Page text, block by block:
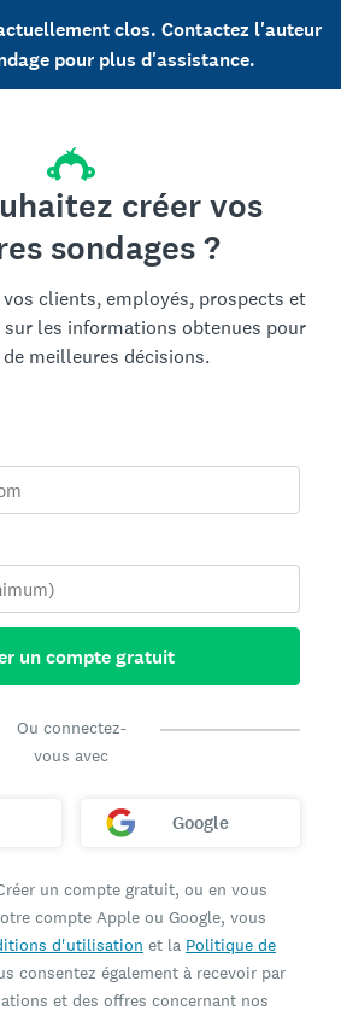
clos. Contactez l'auteur
pour plus d'assistance.
créer vos
sondages ?
clients, employés, prospects et
sur les informations obtenues pour
meilleures décisions.
un compte gratuit
Ou connectez-
vous avec
Google
un compte gratuit, ou en vous
compte Apple ou Google, vous
d'utilisation et la Politique de
consentez également à recevoir par
et des offres concernant nos